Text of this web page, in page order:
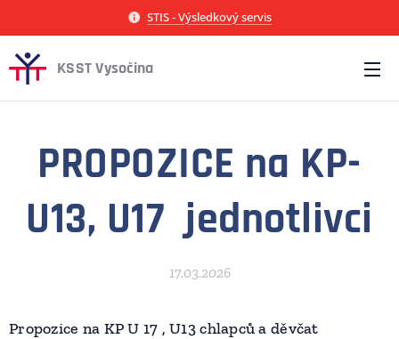
STIS - Výsledkový servis
KSST Vysočina
PROPOZICE na KP-
U13, U17 jednotlivci
17.03.2026
Propozice na KP U 17 , U13 chlapců a děvčat